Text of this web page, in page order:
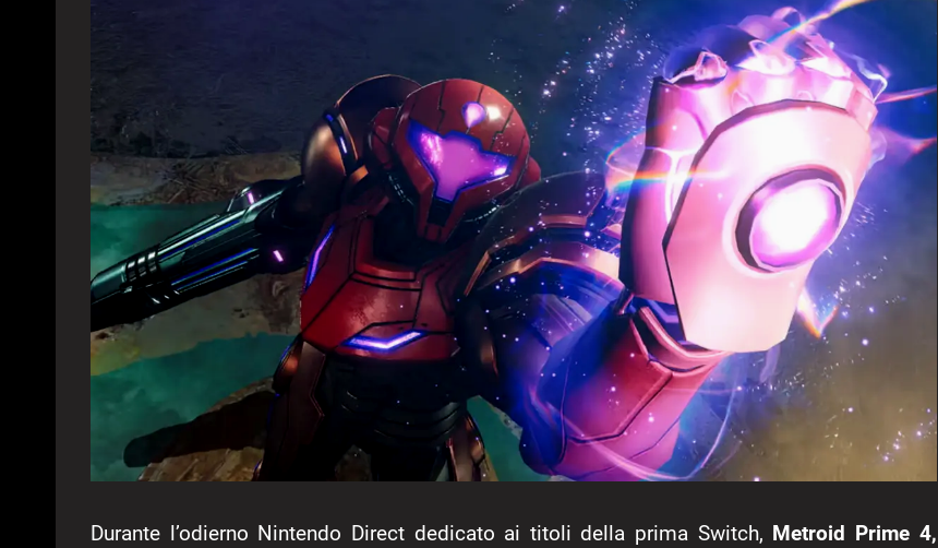
Durante l’odierno Nintendo Direct dedicato ai titoli della prima Switch, Metroid Prime 4,